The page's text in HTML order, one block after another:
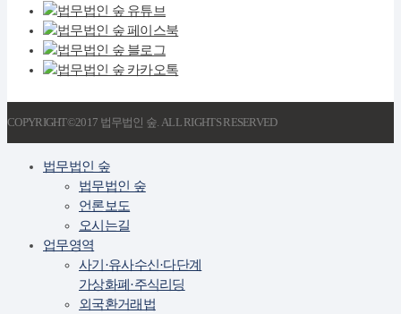
COPYRIGHT©2017 법무법인 숲. ALL RIGHTS RESERVED
법무법인 숲
법무법인 숲
언론보도
오시는길
업무영역
사기·유사수신·다단계
가상화폐·주식리딩
외국환거래법